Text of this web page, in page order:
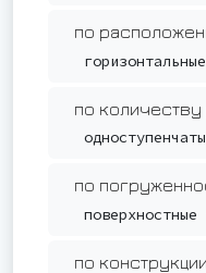
по
горизонтальные
по
по
поверхностные
по